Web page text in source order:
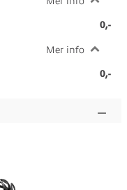
0,-
Mer info
0,-